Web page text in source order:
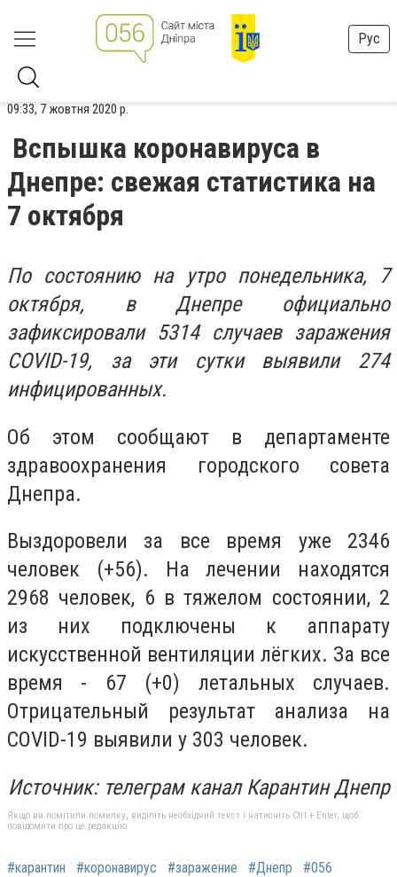
Рус
09:33, 7 жовтня 2020 р.
Вспышка коронавируса в
Днепре: свежая статистика на
7 октября
По состоянию на утро понедельника, 7
октября, в Днепре официально
зафиксировали 5314 случаев заражения
COVID-19, за эти сутки выявили 274
инфицированных.
Об этом сообщают в департаменте
здравоохранения городского совета
Днепра.
Выздоровели за все время уже 2346
человек (+56). На лечении находятся
2968 человек, 6 в тяжелом состоянии, 2
из них подключены к аппарату
искусственной вентиляции лёгких. За все
время - 67 (+0) летальных случаев.
Отрицательный результат анализа на
COVID-19 выявили у 303 человек.
Источник: телеграм канал Карантин Днепр
Якщо ви помітили помилку, виділіть необхідний текст і натисніть Ctrl + Enter, щоб
повідомити про це редакцію
#карантин #коронавирус #заражение #Днепр #056